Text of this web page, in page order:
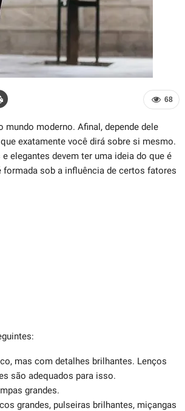
68
moderno. Afinal, depende dele
exatamente você dirá sobre si mesmo.
elegantes devem ter uma ideia do que é
sob a influência de certos fatores
mas com detalhes brilhantes. Lenços
são adequados para isso.
grandes.
grandes, pulseiras brilhantes, miçangas